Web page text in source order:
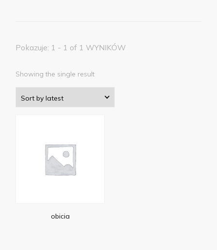
Pokazuje: 1 - 1 of 1 WYNIKÓW
Showing the single result
obicia